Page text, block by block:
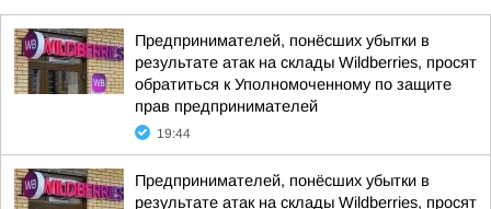
Предпринимателей, понёсших убытки в
результате атак на склады Wildberries, просят
обратиться к Уполномоченному по защите
прав предпринимателей
19:44
Предпринимателей, понёсших убытки в
результате атак на склады Wildberries, просят